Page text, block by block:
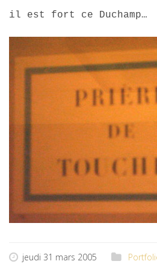
il est fort ce Duchamp…
jeudi 31 mars 2005